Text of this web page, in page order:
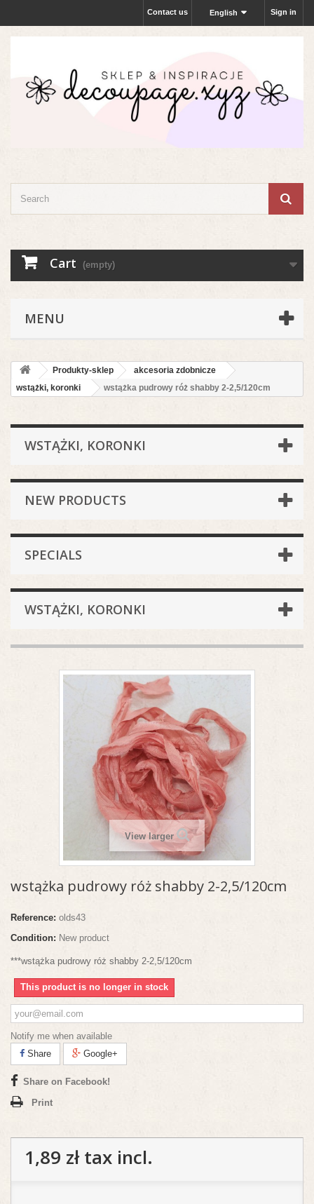
Sign in
English
Contact us
Cart (empty)
MENU
Produkty-sklep
akcesoria zdobnicze
wstążki, koronki
wstążka pudrowy róż shabby 2-2,5/120cm
WSTĄŻKI, KORONKI
NEW PRODUCTS
SPECIALS
WSTĄŻKI, KORONKI
View larger
wstążka pudrowy róż shabby 2-2,5/120cm
Reference: olds43
Condition: New product
***wstążka pudrowy róż shabby 2-2,5/120cm
This product is no longer in stock
Notify me when available
Share
Google+
Share on Facebook!
Print
1,89 złtax incl.